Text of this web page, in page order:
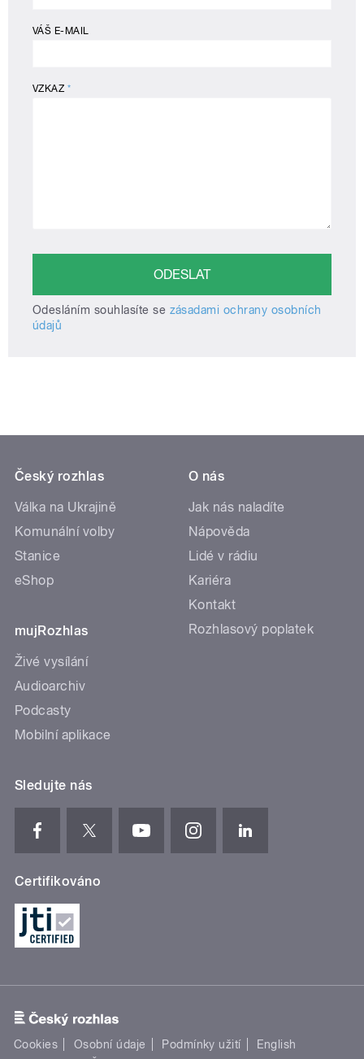
VÁŠ E-MAIL
VZKAZ *
Odesláním souhlasíte se zásadami ochrany osobních
údajů
Český rozhlas
Válka na Ukrajině
Komunální volby
Stanice
eShop
mujRozhlas
Živé vysílání
Audioarchiv
Podcasty
Mobilní aplikace
O nás
Jak nás naladíte
Nápověda
Lidé v rádiu
Kariéra
Kontakt
Rozhlasový poplatek
Sledujte nás
Certifikováno
Cookies Osobní údaje Podmínky užití
English